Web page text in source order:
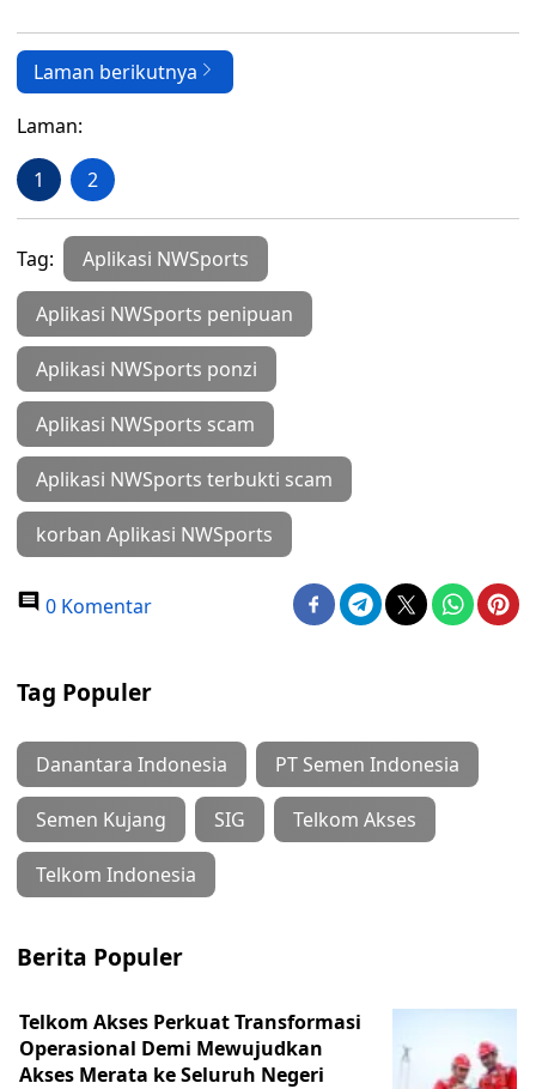
Laman berikutnya
Laman:
1 2
Tag: Aplikasi NWSports
Aplikasi NWSports penipuan
Aplikasi NWSports ponzi
Aplikasi NWSports scam
Aplikasi NWSports terbukti scam
korban Aplikasi NWSports
0 Komentar
Tag Populer
Danantara Indonesia PT Semen Indonesia
Semen Kujang SIG Telkom Akses
Telkom Indonesia
Berita Populer
Telkom Akses Perkuat Transformasi
Operasional Demi Mewujudkan
Akses Merata ke Seluruh Negeri